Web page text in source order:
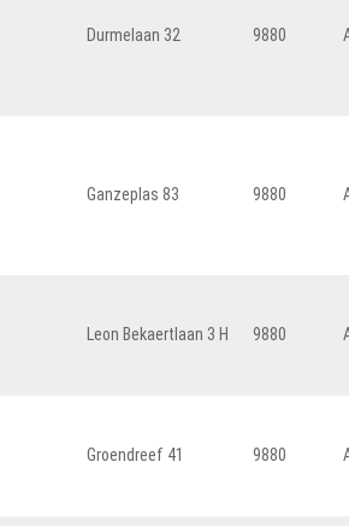
Durmelaan 32 9880
Ganzeplas 83 9880
Leon Bekaertlaan 3 H 9880
Groendreef 41 9880